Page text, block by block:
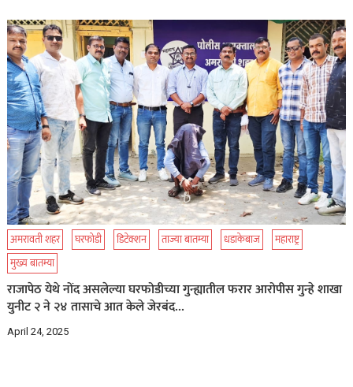
अमरावती शहर घरफोडी डिटेक्शन ताज्या बातम्या धडाकेबाज
महाराष्ट्र
मुख्य बातम्या
राजापेठ येथे नोंद असलेल्या घरफोडीच्या गुन्ह्यातील फरार आरोपीस गुन्हे शाखा
युनीट २ ने २४ तासाचे आत केले जेरबंद…
April 24, 2025